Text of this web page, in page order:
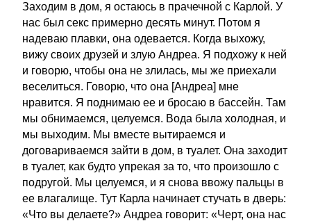
Заходим в дом, я остаюсь в прачечной с Карлой. У
нас был секс примерно десять минут. Потом я
надеваю плавки, она одевается. Когда выхожу,
вижу своих друзей и злую Андреа. Я подхожу к ней
и говорю, чтобы она не злилась, мы же приехали
веселиться. Говорю, что она [Андреа] мне
нравится. Я поднимаю ее и бросаю в бассейн. Там
мы обнимаемся, целуемся. Вода была холодная, и
мы выходим. Мы вместе вытираемся и
договариваемся зайти в дом, в туалет. Она заходит
в туалет, как будто упрекая за то, что произошло с
подругой. Мы целуемся, и я снова ввожу пальцы в
ее влагалище. Тут Карла начинает стучать в дверь:
«Что вы делаете?» Андреа говорит: «Черт, она нас